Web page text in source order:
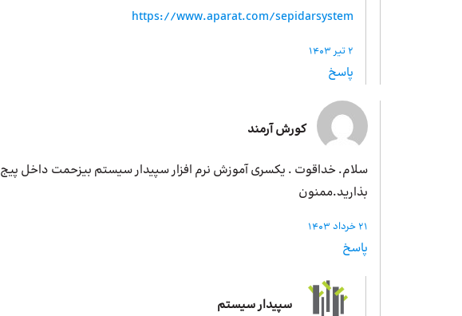
https://www.aparat.com/sepidarsystem
2 تیر 1403
پاسخ
کورش آرمند
سلام. خداقوت . یکسری آموزش نرم افزار سپیدار سیستم بیزحمت داخل پیج
بذارید.ممنون
21 خرداد 1403
پاسخ
سپیدار سیستم